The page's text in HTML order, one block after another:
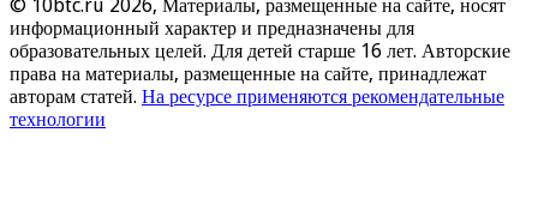
© 10btc.ru 2026, Материалы, размещенные на сайте, носят
информационный характер и предназначены для
образовательных целей. Для детей старше 16 лет. Авторские
права на материалы, размещенные на сайте, принадлежат
авторам статей. На ресурсе применяются рекомендательные
технологии